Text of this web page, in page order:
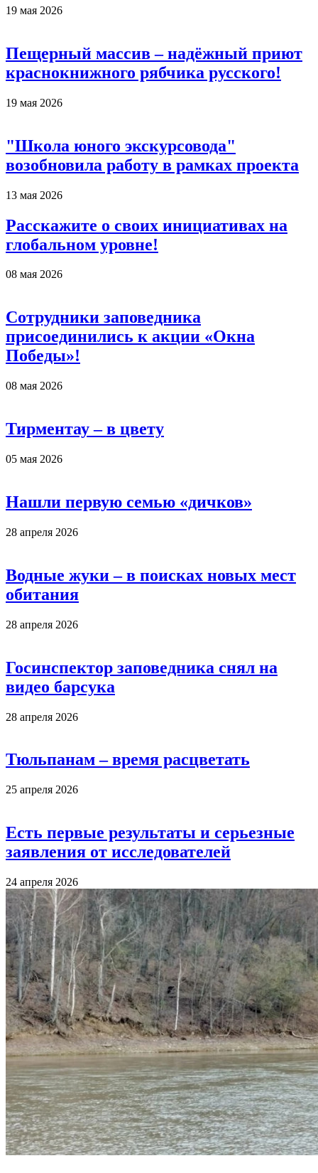
19 мая 2026
Пещерный массив – надёжный приют
краснокнижного рябчика русского!
19 мая 2026
"Школа юного экскурсовода"
возобновила работу в рамках проекта
13 мая 2026
Расскажите о своих инициативах на
глобальном уровне!
08 мая 2026
Сотрудники заповедника
присоединились к акции «Окна
Победы»!
08 мая 2026
Тирментау – в цвету
05 мая 2026
Нашли первую семью «дичков»
28 апреля 2026
Водные жуки – в поисках новых мест
обитания
28 апреля 2026
Госинспектор заповедника снял на
видео барсука
28 апреля 2026
Тюльпанам – время расцветать
25 апреля 2026
Есть первые результаты и серьезные
заявления от исследователей
24 апреля 2026